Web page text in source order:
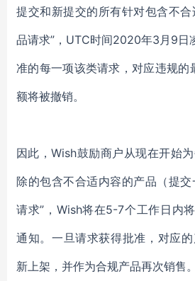
提交和新提交的所有针对包含不
品请求”，UTC时间2020年3月9日
准的每一项该类请求，对应违规的
额将被撤销。
因此，Wish鼓励商户从现在开始
除的包含不合适内容的产品（提
请求”，Wish将在5-7个工作日内
通知。一旦请求获得批准，对应
新上架，并作为合规产品再次销售。